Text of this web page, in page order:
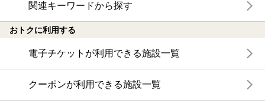
関連キーワードから探す
おトクに利用する
電子チケットが利用できる施設一覧
クーポンが利用できる施設一覧